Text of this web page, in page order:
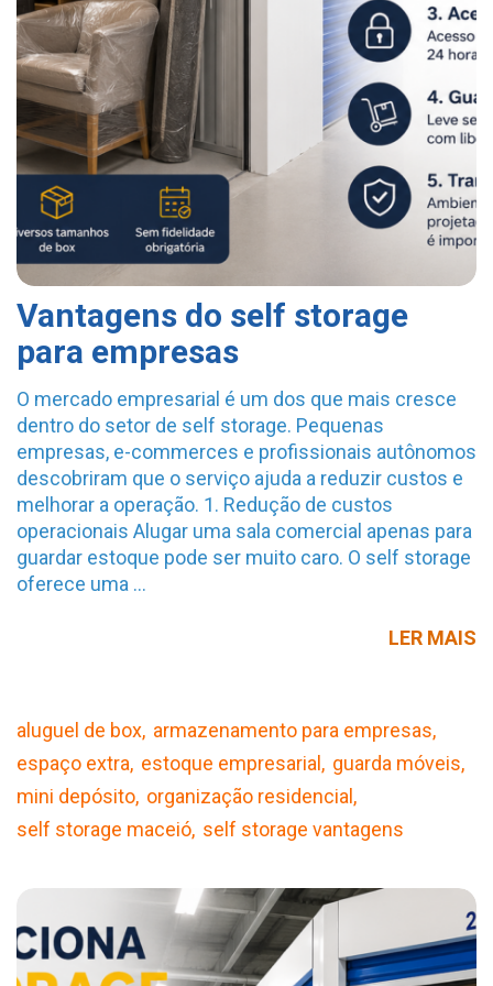
Vantagens do self storage
para empresas
O mercado empresarial é um dos que mais cresce
dentro do setor de self storage. Pequenas
empresas, e-commerces e profissionais autônomos
descobriram que o serviço ajuda a reduzir custos e
melhorar a operação. 1. Redução de custos
operacionais Alugar uma sala comercial apenas para
guardar estoque pode ser muito caro. O self storage
oferece uma …
LER MAIS
aluguel de box armazenamento para empresas
espaço extra estoque empresarial
guarda móveis
mini depósito organização residencial
self storage maceió self storage vantagens